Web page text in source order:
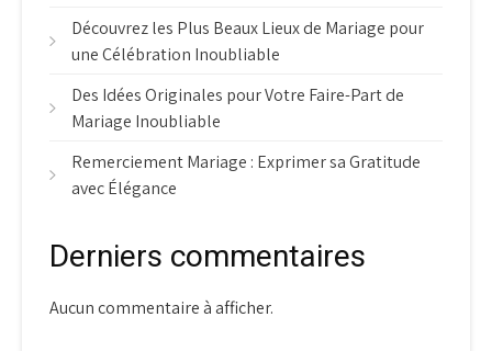
Découvrez les Plus Beaux Lieux de Mariage pour
une Célébration Inoubliable
Des Idées Originales pour Votre Faire-Part de
Mariage Inoubliable
Remerciement Mariage : Exprimer sa Gratitude
avec Élégance
Derniers commentaires
Aucun commentaire à afficher.